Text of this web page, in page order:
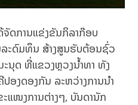
ຈັດການແຂ່ງຂັນກິລາກ໊ອບ
ລະດົມທຶນ ສ້າງສູນຮັບຕ້ອນຊົ່ວ
ະນຸດ ທີ່ແຂວງຫຼວງນໍ້າທາ ທັງ
ອງດອງກັນ ລະຫວ່າງການນໍາ
ແໜງການຕ່າງໆ, ບັນດານັກ